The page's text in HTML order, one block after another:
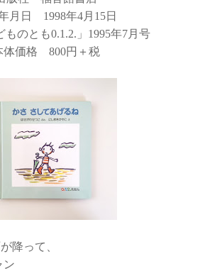
月日 1998年4月15日
ものとも0.1.2.」1995年7月号
体価格 800円＋税
降って、
ン